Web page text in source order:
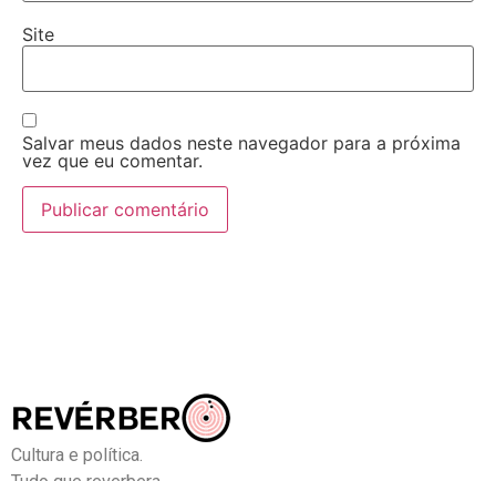
Site
Salvar meus dados neste navegador para a próxima
vez que eu comentar.
Cultura e política.